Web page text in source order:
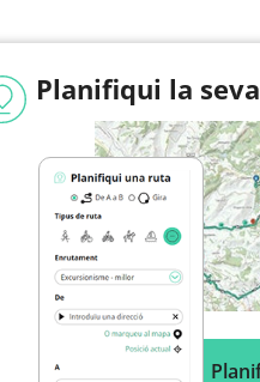
Planifiqui la